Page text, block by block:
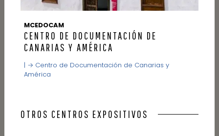
MCEDOCAM
CENTRO DE DOCUMENTACIÓN DE
CANARIAS Y AMÉRICA
| → Centro de Documentación de Canarias y
América
OTROS CENTROS EXPOSITIVOS